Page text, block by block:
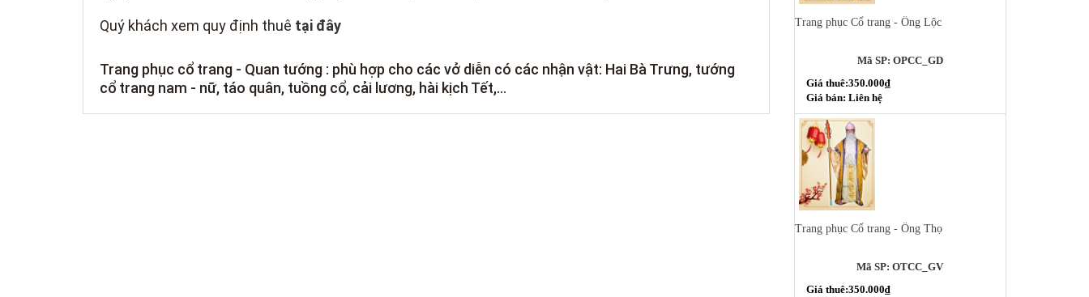
Quý khách xem quy định thuê tại đây
Trang phục cổ trang - Quan tướng : phù hợp cho các vở diễn có các nhận vật: Hai Bà Trưng, tướng
cổ trang nam - nữ, táo quân, tuồng cổ, cải lương, hài kịch Tết,...
Trang phục Cổ trang - Ông Lộc
Mã SP: OPCC_GD
Giá thuê:350.000₫
Giá bán: Liên hệ
Trang phục Cổ trang - Ông Thọ
Mã SP: OTCC_GV
Giá thuê:350.000₫